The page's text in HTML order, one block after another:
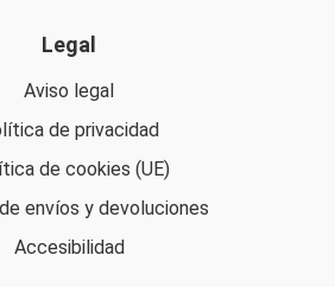
Legal
Aviso legal
de privacidad
de cookies (UE)
envíos y devoluciones
Accesibilidad